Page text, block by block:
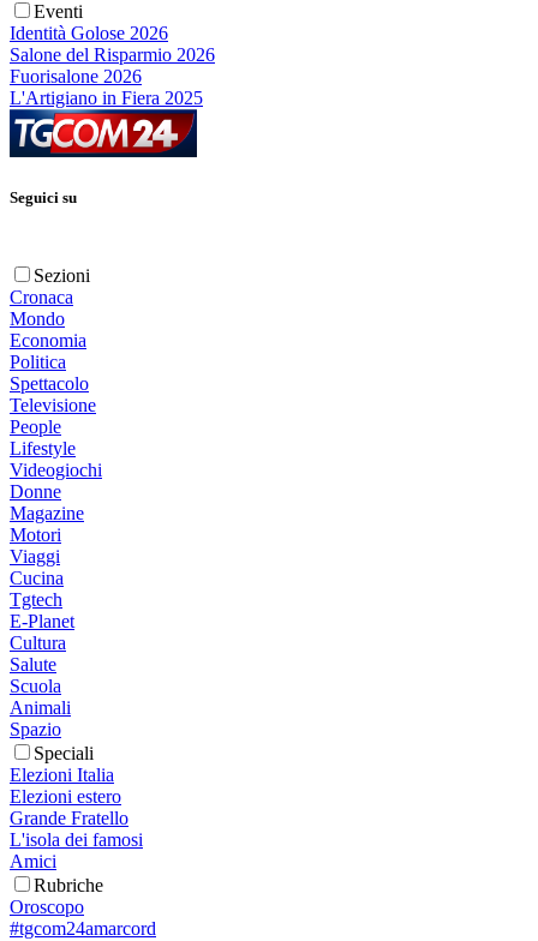
Eventi
Identità Golose 2026
Salone del Risparmio 2026
Fuorisalone 2026
L'Artigiano in Fiera 2025
Seguici su
Sezioni
Cronaca
Mondo
Economia
Politica
Spettacolo
Televisione
People
Lifestyle
Videogiochi
Donne
Magazine
Motori
Viaggi
Cucina
Tgtech
E-Planet
Cultura
Salute
Scuola
Animali
Spazio
Speciali
Elezioni Italia
Elezioni estero
Grande Fratello
L'isola dei famosi
Amici
Rubriche
Oroscopo
#tgcom24amarcord